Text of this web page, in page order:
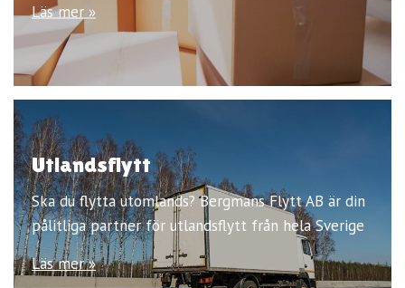
Läs mer »
Utlandsflytt
Ska du flytta utomlands? Bergmans Flytt AB är din
pålitliga partner för utlandsflytt från hela Sverige
Läs mer »